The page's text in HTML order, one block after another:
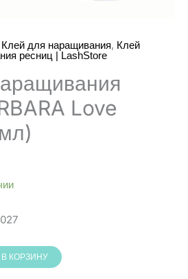
Клей для наращивания, Клей
ресниц | LashStore
Love
В КОРЗИНУ